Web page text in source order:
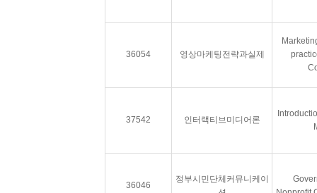
36054 영상마케팅전략과실제
37542 인터랙티브미디어론
36046
정부시민단체커뮤니케이